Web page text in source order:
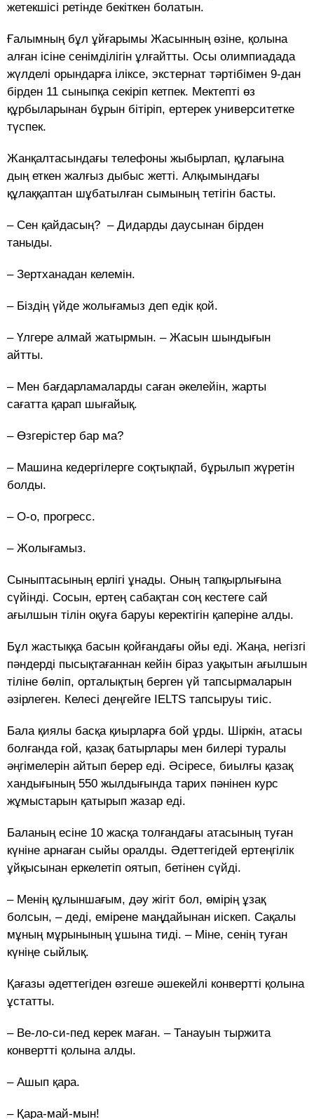
жетекшісі ретінде бекіткен болатын.
Ғалымның бұл ұйғарымы Жасынның өзіне, қолына
алған ісіне сенімділігін ұлғайтты. Осы олимпиадада
жүлделі орындарға іліксе, экстернат тәртібімен 9-дан
бірден 11 сыныпқа секіріп кетпек. Мектепті өз
құрбыларынан бұрын бітіріп, ертерек университетке
түспек.
Жанқалтасындағы телефоны жыбырлап, құлағына
дың еткен жалғыз дыбыс жетті. Алқымындағы
құлаққаптан шұбатылған сымының тетігін басты.
– Сен қайдасың? – Дидарды даусынан бірден
таныды.
– Зертханадан келемін.
– Біздің үйде жолығамыз деп едік қой.
– Үлгере алмай жатырмын. – Жасын шындығын
айтты.
– Мен бағдарламаларды саған әкелейін, жарты
сағатта қарап шығайық.
– Өзгерістер бар ма?
– Машина кедергілерге соқтықпай, бұрылып жүретін
болды.
– О-о, прогресс.
– Жолығамыз.
Сыныптасының ерлігі ұнады. Оның тапқырлығына
сүйінді. Сосын, ертең сабақтан соң кестеге сай
ағылшын тілін оқуға баруы керектігін қаперіне алды.
Бұл жастыққа басын қойғандағы ойы еді. Жаңа, негізгі
пәндерді пысықтағаннан кейін біраз уақытын ағылшын
тіліне бөліп, орталықтың берген үй тапсырмаларын
әзірлеген. Келесі деңгейге IELTS тапсыруы тиіс.
Бала қиялы басқа қиырларға бой ұрды. Шіркін, атасы
болғанда ғой, қазақ батырлары мен билері туралы
әңгімелерін айтып берер еді. Әсіресе, биылғы қазақ
хандығының 550 жылдығында тарих пәнінен курс
жұмыстарын қатырып жазар еді.
Баланың есіне 10 жасқа толғандағы атасының туған
күніне арнаған сыйы оралды. Әдеттегідей ертеңгілік
ұйқысынан еркелетіп оятып, бетінен сүйді.
– Менің құлыншағым, дәу жігіт бол, өмірің ұзақ
болсын, – деді, емірене маңдайынан иіскеп. Сақалы
мұның мұрынының ұшына тиді. – Міне, сенің туған
күніңе сыйлық.
Қағазы әдеттегіден өзгеше әшекейлі конвертті қолына
ұстатты.
– Ве-ло-си-пед керек маған. – Танауын тыржита
конвертті қолына алды.
– Ашып қара.
– Қара-май-мын!